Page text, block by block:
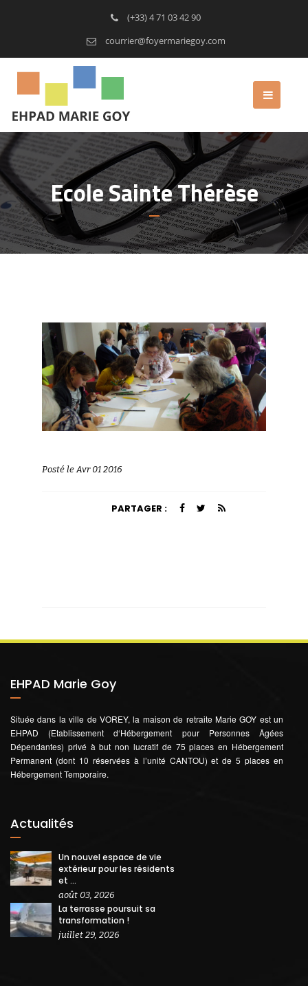
(+33) 4 71 03 42 90
courrier@foyermariegoy.com
Ecole Sainte Thérèse
Posté le Avr 01 2016
PARTAGER :
EHPAD Marie Goy
Située dans la ville de VOREY, la maison de retraite Marie GOY est un
EHPAD (Etablissement d‘Hébergement pour Personnes Âgées
Dépendantes) privé à but non lucratif de 75 places en Hébergement
Permanent (dont 10 réservées à l’unité CANTOU) et de 5 places en
Hébergement Temporaire.
Actualités
Un nouvel espace de vie
extérieur pour les résidents
et ...
août 03, 2026
La terrasse poursuit sa
transformation !
juillet 29, 2026